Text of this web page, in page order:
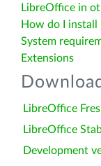
LibreOffice in
How do I install
System
Extensions
LibreOffice
LibreOffice
Development